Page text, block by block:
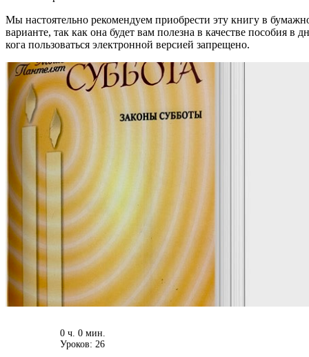
Мы настоятельно рекомендуем приобрести эту книгу в
варианте, так как она будет вам полезна в качестве пособия в
кога пользоваться электронной версией запрещено.
0 ч. 0 мин.
Уроков: 26